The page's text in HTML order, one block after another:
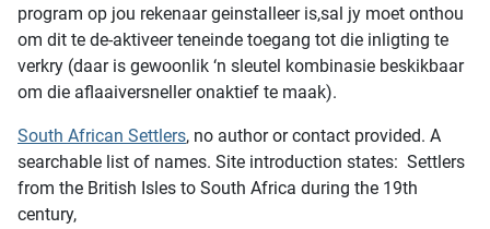
program op jou rekenaar geinstalleer is,sal jy moet onthou
om dit te de-aktiveer teneinde toegang tot die inligting te
verkry (daar is gewoonlik ‘n sleutel kombinasie beskikbaar
om die aflaaiversneller onaktief te maak).
South African Settlers, no author or contact provided. A
searchable list of names. Site introduction states: Settlers
from the British Isles to South Africa during the 19th
century,